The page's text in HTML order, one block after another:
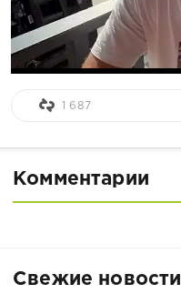
1 687
Комментарии
Свежие новости